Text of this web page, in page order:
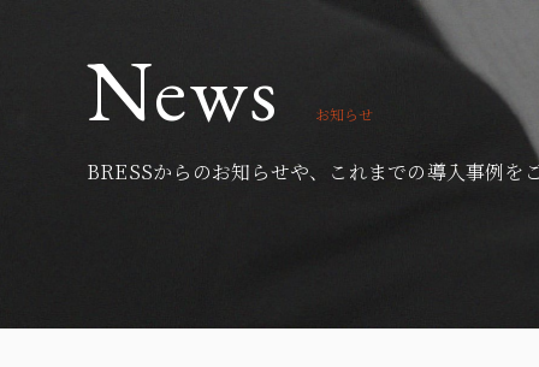
News お知らせ
BRESSからのお知らせや、これまでの導入事例を